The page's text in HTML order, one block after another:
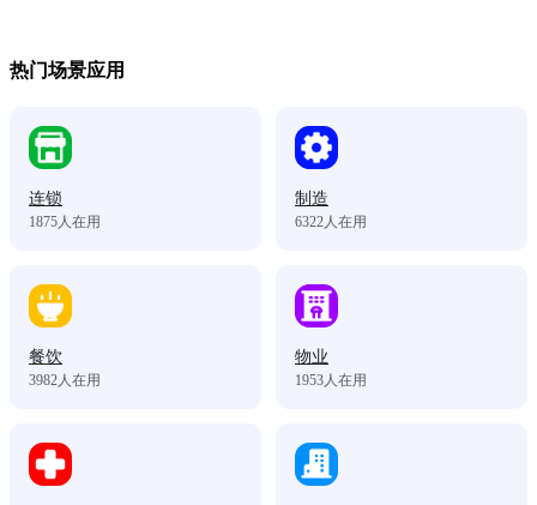
热门场景应用
连锁
1875人在用
制造
6322人在用
餐饮
3982人在用
物业
1953人在用